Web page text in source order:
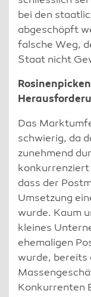
bei den
abgeschöpft
falsche Weg,
Staat nicht
Das
schwierig, da
zunehmend
konkurrenziert
dass der
Umsetzung
wurde. Kaum
kleines
ehemaligen
wurde,
Konkurrenten